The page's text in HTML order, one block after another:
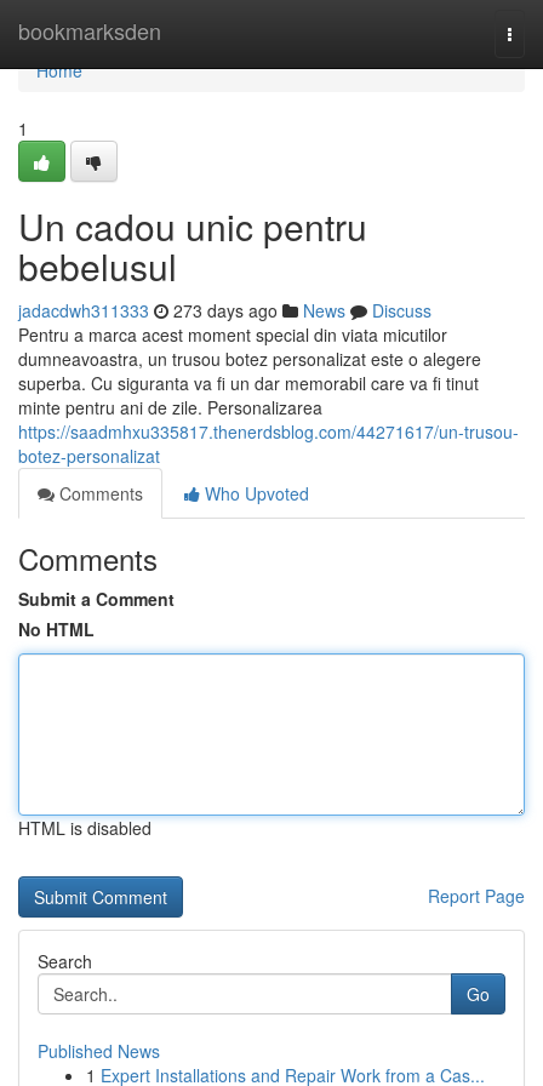
bookmarksden
Home
Home
1
Un cadou unic pentru
bebelusul
jadacdwh311333 273 days ago News
Discuss
Pentru a marca acest moment special din viata micutilor
dumneavoastra, un trusou botez personalizat este o alegere
superba. Cu siguranta va fi un dar memorabil care va fi tinut
minte pentru ani de zile. Personalizarea
https://saadmhxu335817.thenerdsblog.com/44271617/un-trusou-
botez-personalizat
Comments
Who Upvoted
Comments
Submit a Comment
No HTML
HTML is disabled
Report Page
Search
Go
Published News
1 Expert Installations and Repair Work from a Cas...